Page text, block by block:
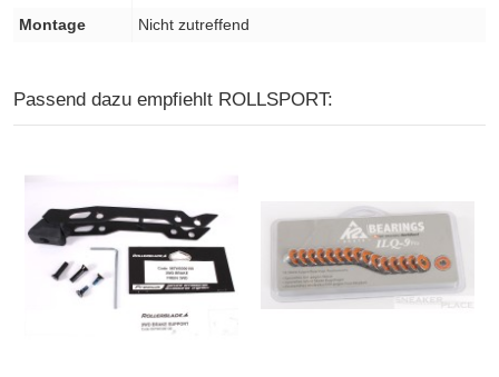
Montage
Nicht zutreffend
Passend dazu empfiehlt ROLLSPORT: